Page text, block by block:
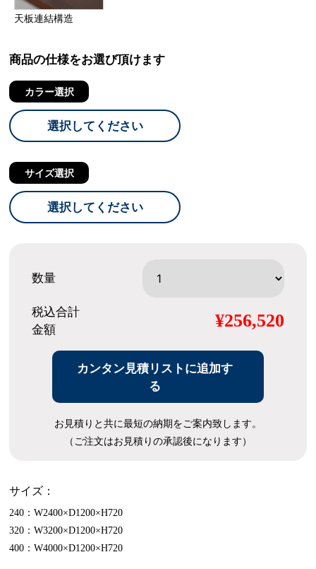
天板連結構造
商品の仕様をお選び頂けます
カラー選択
選択してください
サイズ選択
選択してください
数量
税込合計
金額
¥256,520
カンタン見積リストに追加す
る
お見積りと共に最短の納期をご案内致します。
（ご注文はお見積りの承認後になります）
サイズ：
240：W2400×D1200×H720
320：W3200×D1200×H720
400：W4000×D1200×H720